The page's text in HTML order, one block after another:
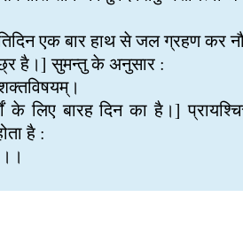
एक बार हाथ से जल ग्रहण कर
है।] सुमन्‍तु के अनुसार :
लिए बारह दिन का है।]
है :